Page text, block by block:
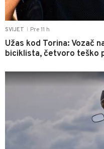
SVIJET Pre 11 h
Užas kod Torina: Vozač
biciklista, četvoro teško